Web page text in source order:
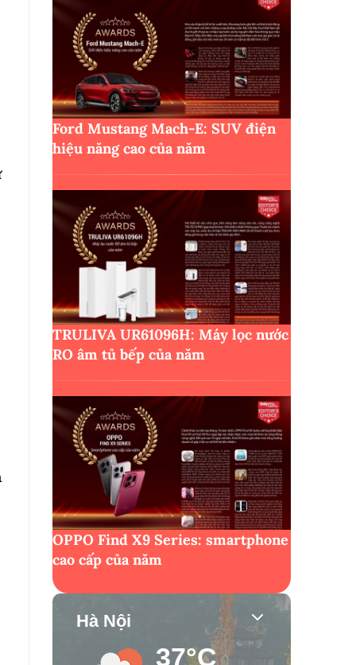
Ford Mustang Mach-E: SUV điện
hiệu năng cao của năm
TRULIVA UR61096H: Máy lọc nước
RO âm tủ bếp của năm
OPPO Find X9 Series: smartphone
cao cấp của năm
Hà Nội
37°C